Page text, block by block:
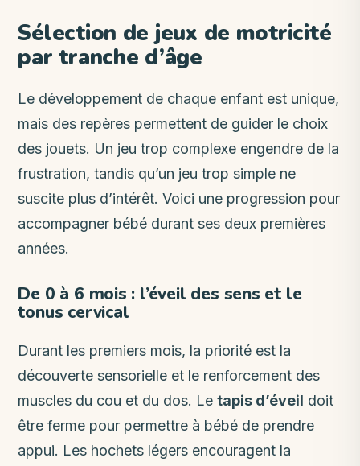
Sélection de jeux de motricité
par tranche d’âge
Le développement de chaque enfant est unique,
mais des repères permettent de guider le choix
des jouets. Un jeu trop complexe engendre de la
frustration, tandis qu’un jeu trop simple ne
suscite plus d’intérêt. Voici une progression pour
accompagner bébé durant ses deux premières
années.
De 0 à 6 mois : l’éveil des sens et le
tonus cervical
Durant les premiers mois, la priorité est la
découverte sensorielle et le renforcement des
muscles du cou et du dos. Letapis d’éveil doit
être ferme pour permettre à bébé de prendre
appui. Les hochets légers encouragent la